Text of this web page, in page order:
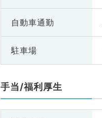
自動車通勤
駐車場
手当/福利厚生